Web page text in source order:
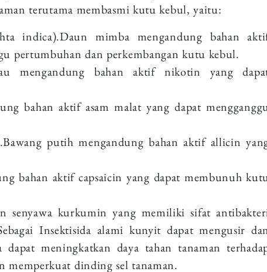
terutama membasmi kutu kebul, yaitu:
indica).Daun mimba mengandung bahan
pertumbuhan dan perkembangan kutu kebul.
mengandung bahan aktif nikotin yang
bahan aktif asam malat yang dapat
putih mengandung bahan aktif allicin
bahan aktif capsaicin yang dapat membunuh
senyawa kurkumin yang memiliki sifat
Insektisida alami kunyit dapat mengusir
meningkatkan daya tahan tanaman
memperkuat dinding sel tanaman.